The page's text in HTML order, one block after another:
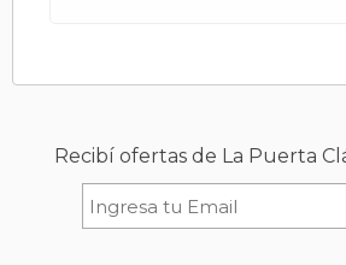
Recibí ofertas de La Puerta